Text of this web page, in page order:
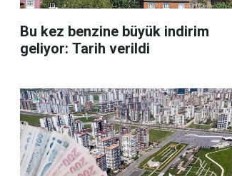
Bu kez benzine büyük indirim
geliyor: Tarih verildi